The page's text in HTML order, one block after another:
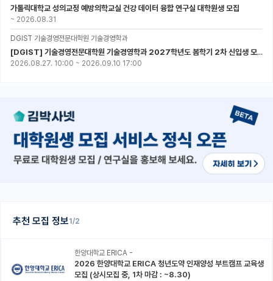
추천 모집 정보1/2
한양대학교 ERICA -
2026 한양대학교 ERICA 청년도약 인재양성 부트캠프 교육생
모집 (상시모집 중, 1차 마감 : ~8.30)
가톨릭대학교 성의교정 예방의학교실 건강 데이터 융합 연구실 대학원생 모집
~ 2026.08.31
DGIST 기술경영전문대학원 기술경영학과
[DGIST] 기술경영전문대학원 기술경영학과 2027학년도 봄학기 2차 신입생 모집
2026.08.27. 10:00 ~ 2026.09.10 17:00